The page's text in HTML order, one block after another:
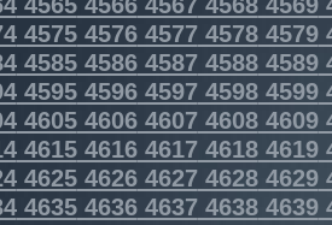
45754576457745784579
45854586458745884589
45954596459745984599
460546064607 46084609
461546164617 46184619
462546264627 46284629
46354636463746384639